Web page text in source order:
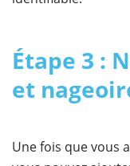
Étape 3 :
et
Une fois que vous